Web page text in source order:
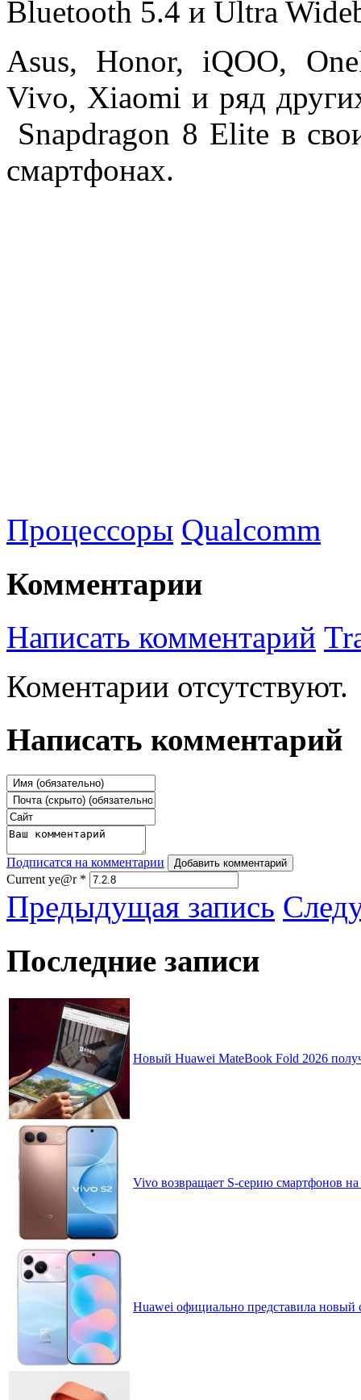
Bluetooth 5.4 и Ultra
Asus, Honor, iQOO,
Vivo, Xiaomi и ряд
Snapdragon 8 Elite в
смартфонах.
Процессоры Qualcomm
Комментарии
Написать комментарий
Коментарии отсутствуют.
Написать комментарий
Подписатся на комментарии Добавить комментарий
Current ye@r *
Предыдущая запись
Последние записи
Новый Huawei MateBook Fold 2026
Vivo возвращает S-серию смартфонов
Huawei официально представила